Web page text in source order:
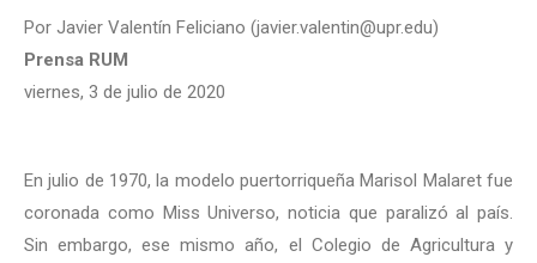
Por Javier Valentín Feliciano (javier.valentin@upr.edu)
Prensa RUM
viernes, 3 de julio de 2020
En julio de 1970, la modelo puertorriqueña Marisol Malaret fue
coronada como Miss Universo, noticia que paralizó al país.
Sin embargo, ese mismo año, el Colegio de Agricultura y